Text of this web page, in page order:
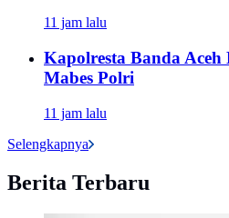
11 jam lalu
Kapolresta Banda
Mabes Polri
11 jam lalu
Selengkapnya
Berita Terbaru